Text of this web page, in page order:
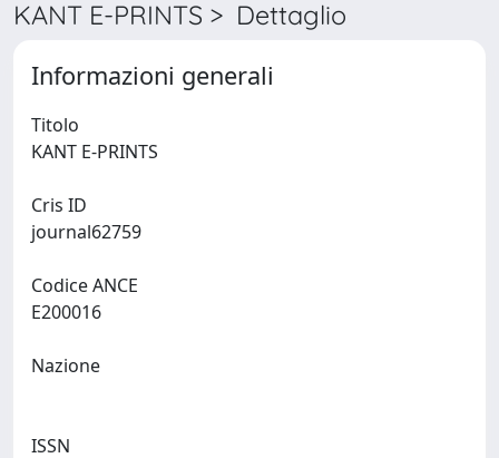
KANT E-PRINTS > Dettaglio
Informazioni generali
Titolo
Cris ID
Codice ANCE
Nazione
ISSN